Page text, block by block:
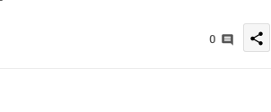
0 share